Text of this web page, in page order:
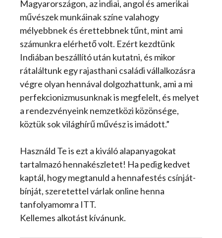
Magyarországon, az indiai, angol és amerikai
művészek munkáinak színe valahogy
mélyebbnek és érettebbnek tűnt, mint ami
számunkra elérhető volt. Ezért kezdtünk
Indiában beszállító után kutatni, és mikor
rátaláltunk egy rajasthani családi vállalkozásra
végre olyan hennával dolgozhattunk, ami a mi
perfekcionizmusunknak is megfelelt, és melyet
a rendezvényeink nemzetközi közönsége,
köztük sok világhírű művész is imádott.”
Használd Te is ezt a kiváló alapanyagokat
tartalmazó hennakészletet! Ha pedig kedvet
kaptál, hogy megtanuld a hennafestés csínját-
bínját, szeretettel várlak online henna
tanfolyamomra ITT.
Kellemes alkotást kívánunk.